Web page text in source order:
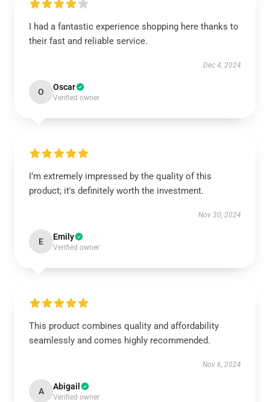
I had a fantastic experience shopping here thanks to
their fast and reliable service.
Dec 4, 2024
O Oscar
Verified owner
I’m extremely impressed by the quality of this
product; it's definitely worth the investment.
Nov 30, 2024
E Emily
Verified owner
This product combines quality and affordability
seamlessly and comes highly recommended.
Nov 6, 2024
A Abigail
Verified owner